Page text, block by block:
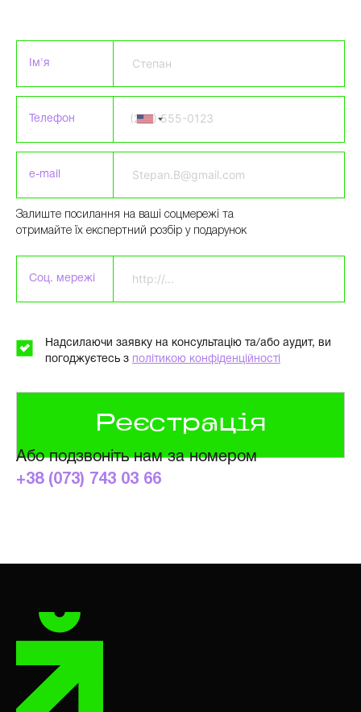
Ім'я
Телефон
e-mail
Please leave this field empty.
Залиште посилання на ваші соцмережі та
отримайте їх експертний розбір у подарунок
Соц. мережі
Надсилаючи заявку на консультацію та/або аудит, ви
погоджуєтесь з політикою конфіденційності
Або подзвоніть нам за номером
+38 (073) 743 03 66